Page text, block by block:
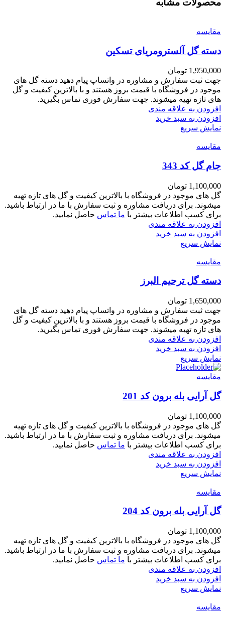
محصولات مشابه
مقايسه
دسته گل آلسترومریای تسکین
1,950,000 تومان
جهت ثبت سفارش و مشاوره در واتساپ پیام دهید دسته گل های
موجود در فروشگاه با قیمت بروز هستند و با بالاترین کیفیت و گل
های تازه تهیه میشوند. جهت سفارش فوری تماس بگیرید.
افزودن به علاقه مندی
افزودن به سبد خرید
نمایش سریع
مقايسه
جام گل کد 343
1,100,000 تومان
گل های موجود در فروشگاه با بالاترین کیفیت و گل های تازه تهیه
میشوند. برای دریافت مشاوره و ثبت سفارش با ما در ارتباط باشید.
برای کسب اطلاعات بیشتر با ما تماس حاصل نمایید.
افزودن به علاقه مندی
افزودن به سبد خرید
نمایش سریع
مقايسه
دسته گل ترحیم البرز
1,650,000 تومان
جهت ثبت سفارش و مشاوره در واتساپ پیام دهید دسته گل های
موجود در فروشگاه با قیمت بروز هستند و با بالاترین کیفیت و گل
های تازه تهیه میشوند. جهت سفارش فوری تماس بگیرید.
افزودن به علاقه مندی
افزودن به سبد خرید
نمایش سریع
مقايسه
گل آرایی بله برون کد 201
1,100,000 تومان
گل های موجود در فروشگاه با بالاترین کیفیت و گل های تازه تهیه
میشوند. برای دریافت مشاوره و ثبت سفارش با ما در ارتباط باشید.
برای کسب اطلاعات بیشتر با ما تماس حاصل نمایید.
افزودن به علاقه مندی
افزودن به سبد خرید
نمایش سریع
مقايسه
گل آرایی بله برون کد 204
1,100,000 تومان
گل های موجود در فروشگاه با بالاترین کیفیت و گل های تازه تهیه
میشوند. برای دریافت مشاوره و ثبت سفارش با ما در ارتباط باشید.
برای کسب اطلاعات بیشتر با ما تماس حاصل نمایید.
افزودن به علاقه مندی
افزودن به سبد خرید
نمایش سریع
مقايسه